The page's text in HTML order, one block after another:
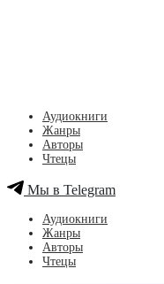
Аудиокниги
Жанры
Авторы
Чтецы
Мы в Telegram
Аудиокниги
Жанры
Авторы
Чтецы